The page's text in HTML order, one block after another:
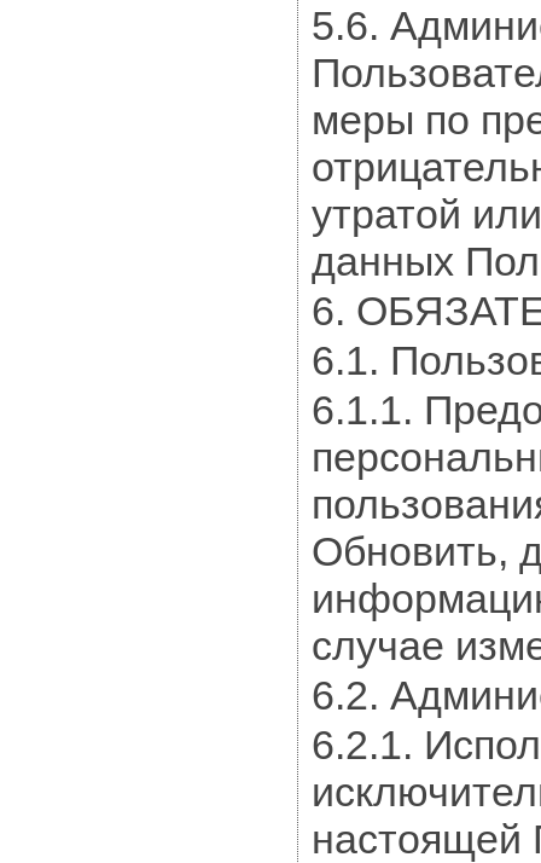
5.6.
меры по
утратой
данных
6.
6.1.
6.1.1.
Обновить,
случае
6.2.
6.2.1.
настоящей